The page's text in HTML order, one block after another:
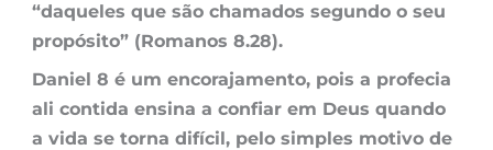
“daqueles que são chamados segundo o seu
propósito” (Romanos 8.28).
Daniel 8 é um encorajamento, pois a profecia
ali contida ensina a confiar em Deus quando
a vida se torna difícil, pelo simples motivo de